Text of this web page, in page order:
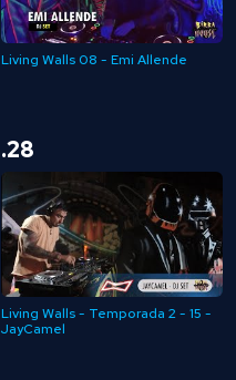
Living Walls 08 - Emi Allende
.28
Living Walls - Temporada 2 - 15 -
JayCamel